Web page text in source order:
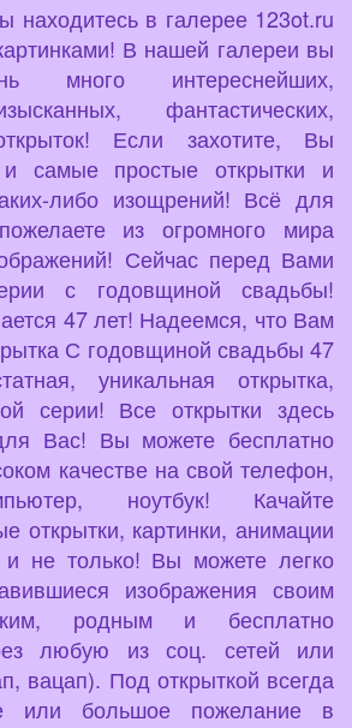
находитесь в галерее 123ot.ru
В нашей галереи вы
много интереснейших,
фантастических,
Если захотите, Вы
самые простые открытки и
либо изощрений! Всё для
из огромного мира
Сейчас перед Вами
с годовщиной свадьбы!
47 лет! Надеемся, что Вам
С годовщиной свадьбы 47
уникальная открытка,
серии! Все открытки здесь
Вас! Вы можете бесплатно
качестве на свой телефон,
ноутбук! Качайте
открытки, картинки, анимации
не только! Вы можете легко
изображения своим
родным и бесплатно
любую из соц. сетей или
вацап). Под открыткой всегда
или большое пожелание в